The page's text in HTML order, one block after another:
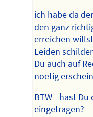
ich habe da
den ganz
erreichen
Leiden
Du auch auf
noetig
BTW - hast
eingetragen?